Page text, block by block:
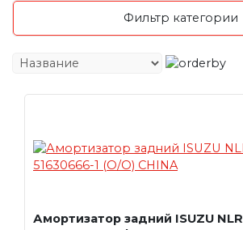
Фильтр категории
Амортизатор задний ISUZU